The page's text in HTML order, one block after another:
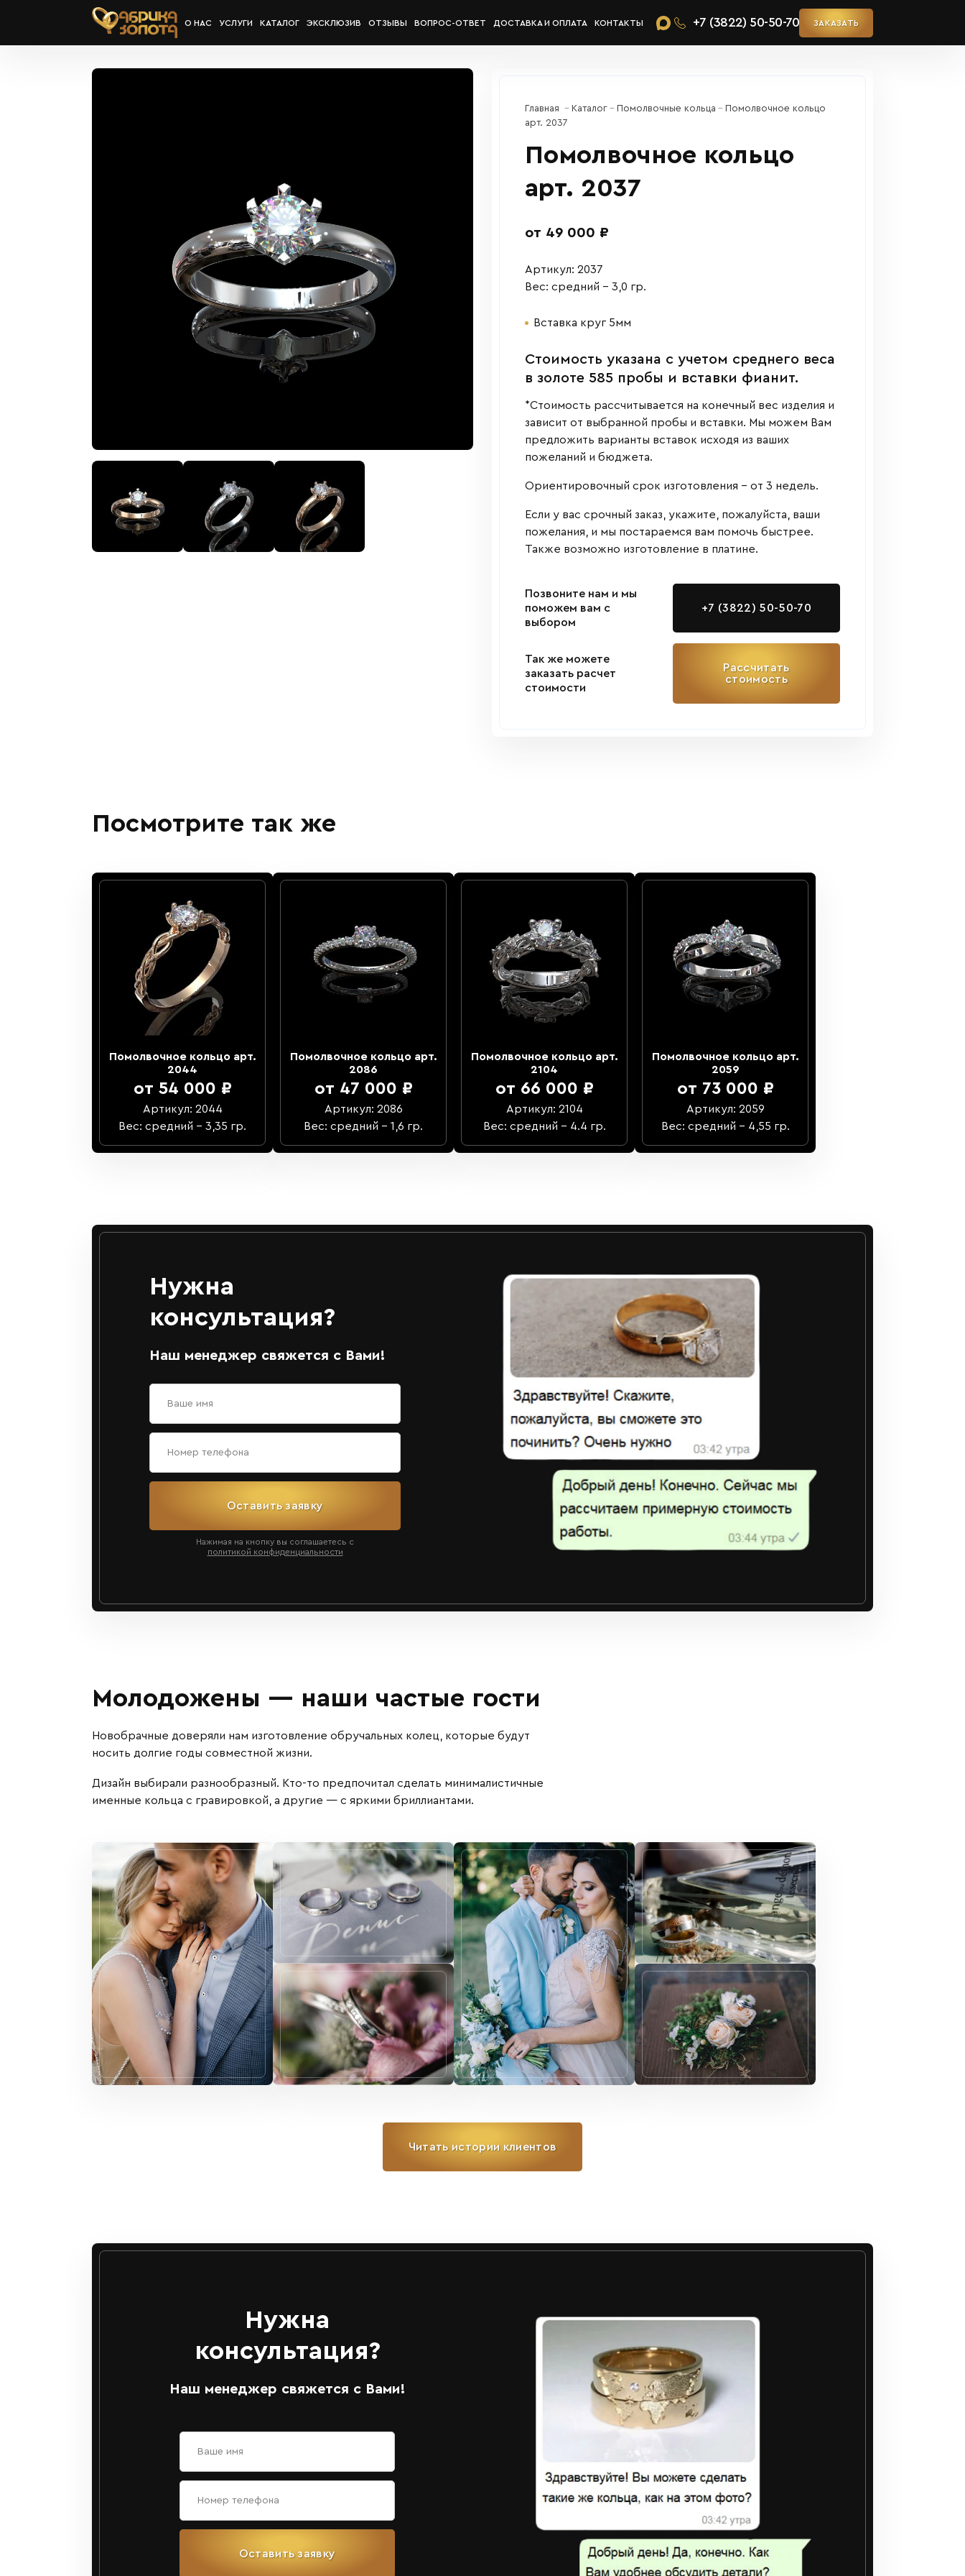
О НАС УСЛУГИ КАТАЛОГ ЭКСКЛЮЗИВ ОТЗЫВЫ ВОПРОС-ОТВЕТ ДОСТАВКА И ОПЛАТА КОНТАКТЫ +7 (3822) 50-50-70 ЗАКАЗАТЬ
Главная Каталог Помолвочные кольца
Помолвочное кольцо
арт. 2037
Помолвочное кольцо
арт. 2037
от 49 000 ₽
Артикул: 2037
Вес: средний – 3,0 гр.
Вставка круг 5мм
Cтоимость указана с учетом среднего веса
в золоте 585 пробы и вставки фианит.
*Стоимость рассчитывается на конечный вес изделия и
зависит от выбранной пробы и вставки. Мы можем Вам
предложить варианты вставок исходя из ваших
пожеланий и бюджета.
Ориентировочный срок изготовления - от 3 недель.
Если у вас срочный заказ, укажите, пожалуйста, ваши
пожелания, и мы постараемся вам помочь быстрее.
Также возможно изготовление в платине.
Позвоните нам и мы
поможем вам с
выбором
+7 (3822) 50-50-70
Так же можете
заказать расчет
стоимости
Рассчитать
стоимость
Посмотрите так же
Помолвочное кольцо арт.
2044
от 54 000 ₽
Артикул: 2044
Вес: средний – 3,35 гр.
Помолвочное кольцо арт.
2086
от 47 000 ₽
Артикул: 2086
Вес: средний – 1,6 гр.
Помолвочное кольцо арт.
2104
от 66 000 ₽
Артикул: 2104
Вес: средний – 4.4 гр.
Помолвочное кольцо арт.
2059
от 73 000 ₽
Артикул: 2059
Вес: средний – 4,55 гр.
Нужна
консультация?
Наш менеджер свяжется с Вами!
Оставить заявку
Нажимая на кнопку вы соглашаетесь с
политикой конфиденциальности
Молодожены — наши частые гости
Новобрачные доверяли нам изготовление обручальных колец, которые будут
носить долгие годы совместной жизни.
Дизайн выбирали разнообразный. Кто-то предпочитал сделать минималистичные
именные кольца с гравировкой, а другие — с яркими бриллиантами.
Читать истории клиентов
Нужна
консультация?
Наш менеджер свяжется с Вами!
Оставить заявку